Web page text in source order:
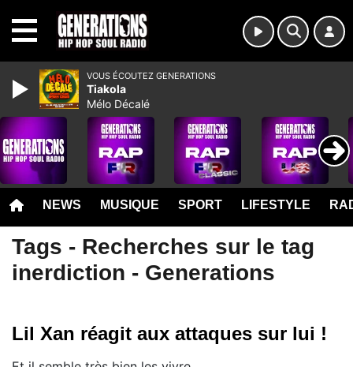
NEWS MUSIQUE SPORT LIFESTYLE
Tags - Recherches sur le tag
inerdiction - Generations
Lil Xan réagit aux attaques sur lui !
VOUS ÉCOUTEZ GENERATIONS
Tiakola
Mélo Décalé